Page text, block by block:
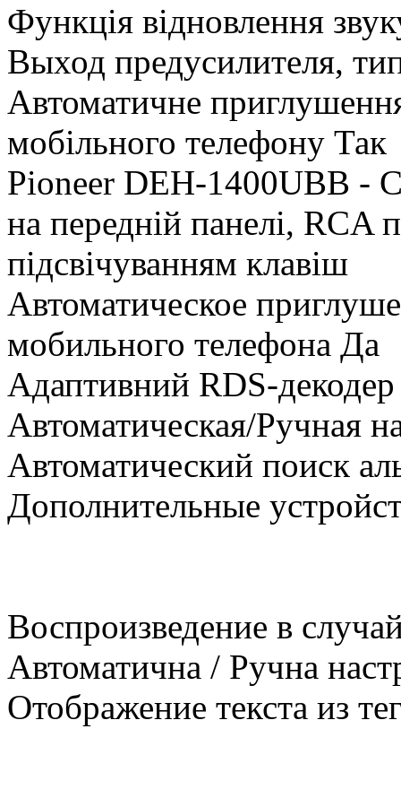
Функція відновлення
Выход предусилителя,
Автоматичне
мобільного телефону Так
Pioneer DEH-1400UBB -
на передній панелі, RCA
підсвічуванням клавіш
Автоматическое
мобильного телефона Да
Адаптивний RDS-
Автоматическая/Ручная
Автоматический поиск
Дополнительные
Воспроизведение в
Автоматична / Ручна
Отображение текста из